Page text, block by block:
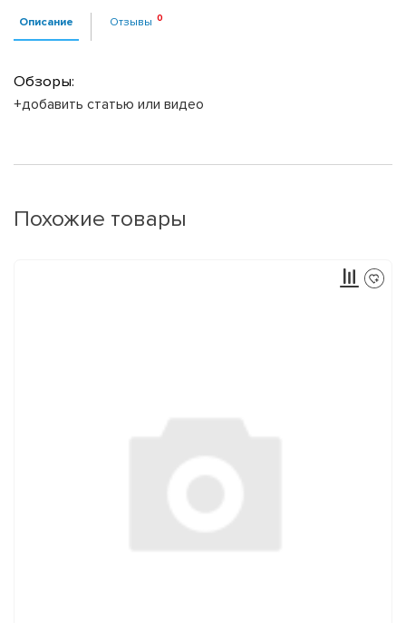
Описание Отзывы
Обзоры:
+добавить статью или видео
Похожие товары